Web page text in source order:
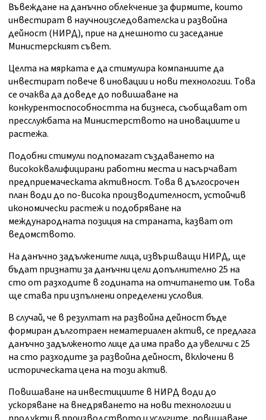
Въвеждане на данъчно облекчение за фирмите, които
инвестират в научноизследователска и развойна
дейност (НИРД), прие на днешното си заседание
Министерският съвет.
Целта на мярката е да стимулира компаниите да
инвестират повече в иновации и нови технологии. Това
се очаква да доведе до повишаване на
конкурентоспособността на бизнеса, съобщават от
пресслужбата на Министерството на иновациите и
растежа.
Подобни стимули подпомагат създаването на
висококвалифицирани работни места и насърчават
предприемаческата активност. Това в дългосрочен
план води до по-висока производителност, устойчив
икономически растеж и подобряване на
международната позиция на страната, казват от
ведомството.
На данъчно задължените лица, извършващи НИРД, ще
бъдат признати за данъчни цели допълнително 25 на
сто от разходите в годината на отчитането им. Това
ще става при изпълнени определени условия.
В случай, че в резултат на развойна дейност бъде
формиран дълготраен нематериален актив, се предлага
данъчно задълженото лице да има право да увеличи с 25
на сто разходите за развойна дейност, включени в
историческата цена на този актив.
Повишаване на инвестициите в НИРД води до
ускоряване на внедряването на нови технологии и